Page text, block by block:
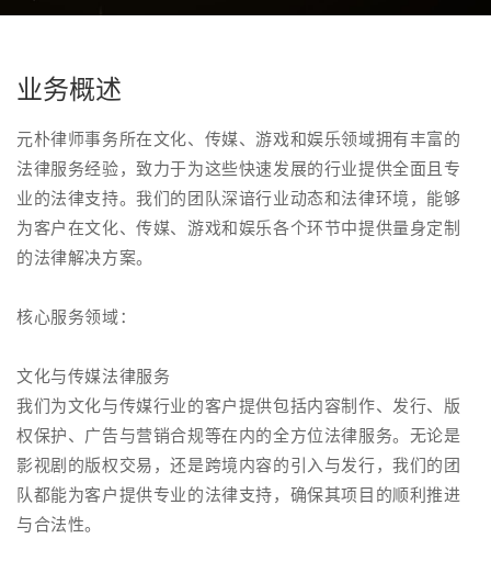
专业人员
新闻动态
联系我们
业务概述
元朴律师事务所在文化、传媒、游戏和娱乐领域拥有丰富的
法律服务经验，致力于为这些快速发展的行业提供全面且专
业的法律支持。我们的团队深谙行业动态和法律环境，能够
为客户在文化、传媒、游戏和娱乐各个环节中提供量身定制
的法律解决方案。
核心服务领域：
文化与传媒法律服务
我们为文化与传媒行业的客户提供包括内容制作、发行、版
权保护、广告与营销合规等在内的全方位法律服务。无论是
影视剧的版权交易，还是跨境内容的引入与发行，我们的团
队都能为客户提供专业的法律支持，确保其项目的顺利推进
与合法性。